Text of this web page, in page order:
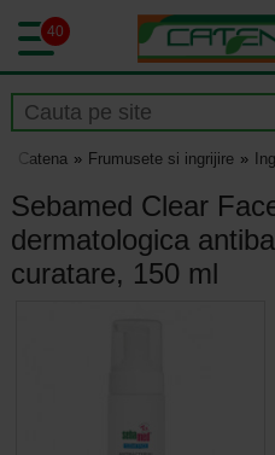
40
Catena Frumusete si ingrijire
Sebamed Clear
dermatologica
curatare, 150 ml